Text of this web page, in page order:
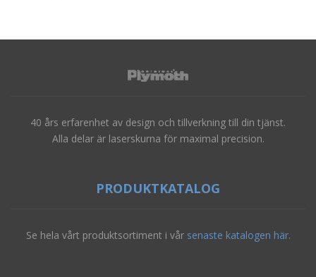
40 års erfarenhet av design och tillverkning till din tjänst.
Alla delar är laserskurna för maximal precision.
PRODUKTKATALOG
Se hela vårt produktsortiment i vår senaste katalogen här.